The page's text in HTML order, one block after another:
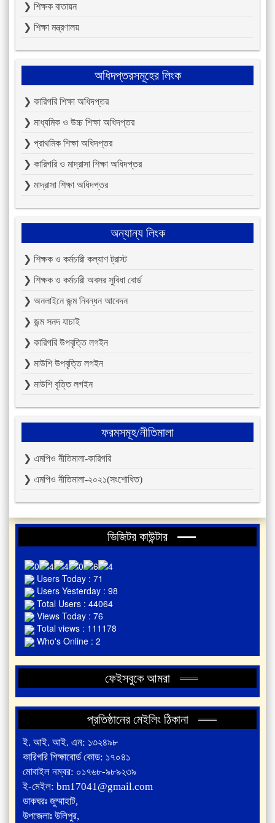
❯ শিক্ষক বাতায়ন
❯ শিক্ষা মন্ত্রণালয়
অধিদপ্তরসমূহের লিংক
❯ কারিগরি শিক্ষা অধিদপ্তর
❯ মাধ্যমিক ও উচ্চ শিক্ষা অধিদপ্তর
❯ প্রাথমিক শিক্ষা অধিদপ্তর
❯ কারিগরি ও মাদ্রাসা শিক্ষা অধিদপ্তর
❯ মাদ্রাসা শিক্ষা অধিদপ্তর
অন্যান্য লিংক
❯ শিক্ষক ও কর্মচারী কল্যাণ ট্রাস্ট
❯ শিক্ষক ও কর্মচারী অবসর সুবিধা বোর্ড
❯ অনলাইনে জন্ম নিবন্ধন আবেদন
❯ জন্ম সনদ যাচাই
❯ কারিগরি উপবৃত্তি লগইন
❯ মাউশি উপবৃত্তি লগইন
❯ মাউশি বৃত্তি লগইন
ফরমসমূহ/নীতিমালা
❯ এমপিও নীতিমালা-কারিগরি
❯ এমপিও নীতিমালা-২০২১(সংশোধিত)
ভিজিটর কাউন্টার
Users Today : 71
Users Yesterday : 98
Total Users : 44064
Views Today : 76
Total views : 111178
Who's Online : 2
ফেইসবুকে আমরা
প্রতিষ্ঠানের মেইলিং ঠিকানা
ই. আই. আই. এন: ১৩২৪৯৮
কারিগরি শিক্ষাবোর্ড কোড: ১৭০৪১
মোবাইল নম্বর: ০১৭৬৮-৯৮৯২৩৯
ই-মেইল: bm17041@gmail.com
ডাকঘরঃ জুম্মাহাট,
উপজেলাঃ উলিপুর,